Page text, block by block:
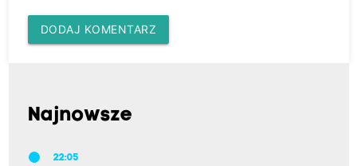
DODAJ KOMENTARZ
Najnowsze
22:05